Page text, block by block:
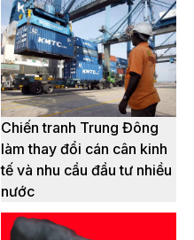
Chiến tranh Trung Đông
làm thay đổi cán cân kinh
tế và nhu cầu đầu tư nhiều
nước